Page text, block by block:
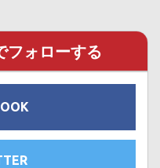
フォローする